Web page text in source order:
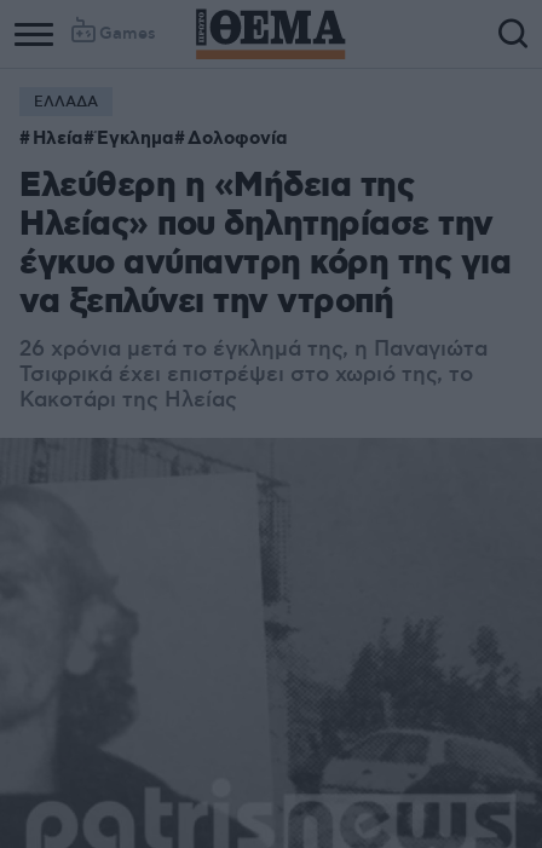
Games
ΕΛΛΑΔΑ
Ηλεία Έγκλημα Δολοφονία
Ελεύθερη η «Μήδεια της
Ηλείας» που δηλητηρίασε την
έγκυο ανύπαντρη κόρη της για
να ξεπλύνει την ντροπή
26 χρόνια μετά το έγκλημά της, η Παναγιώτα
Τσιφρικά έχει επιστρέψει στο χωριό της, το
Κακοτάρι της Ηλείας